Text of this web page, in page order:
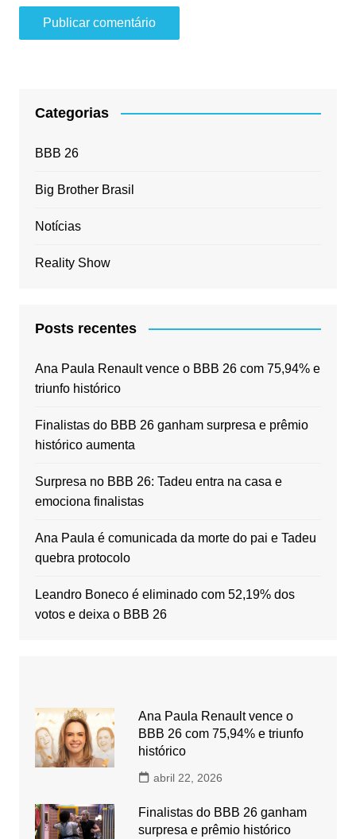
Categorias
BBB 26
Big Brother Brasil
Notícias
Reality Show
Posts recentes
Ana Paula Renault vence o BBB 26 com 75,94% e
triunfo histórico
Finalistas do BBB 26 ganham surpresa e prêmio
histórico aumenta
Surpresa no BBB 26: Tadeu entra na casa e
emociona finalistas
Ana Paula é comunicada da morte do pai e Tadeu
quebra protocolo
Leandro Boneco é eliminado com 52,19% dos
votos e deixa o BBB 26
Ana Paula Renault vence o
BBB 26 com 75,94% e triunfo
histórico
abril 22, 2026
Finalistas do BBB 26 ganham
surpresa e prêmio histórico